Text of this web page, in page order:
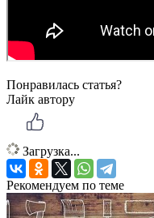
Понравилась статья?
Лайк автору
Загрузка...
Рекомендуем по теме